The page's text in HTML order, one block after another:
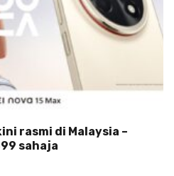
rasmi di Malaysia –
sahaja